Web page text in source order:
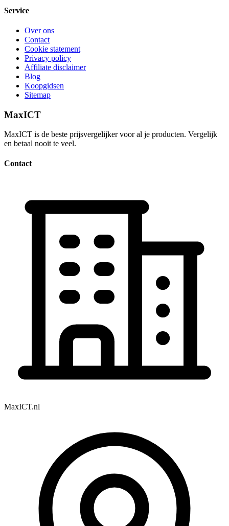
Service
Over ons
Contact
Cookie statement
Privacy policy
Affiliate disclaimer
Blog
Koopgidsen
Sitemap
MaxICT
MaxICT is de beste prijsvergelijker voor al je producten. Vergelijk
en betaal nooit te veel.
Contact
MaxICT.nl